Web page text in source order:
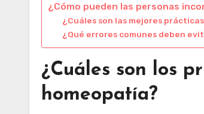
¿Cómo pueden las personas
¿Cuáles son las mejores
¿Qué errores comunes deben
¿Cuáles son los
homeopatía?